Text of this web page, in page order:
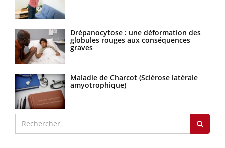
Drépanocytose : une déformation des
globules rouges aux conséquences
graves
Maladie de Charcot (Sclérose latérale
amyotrophique)